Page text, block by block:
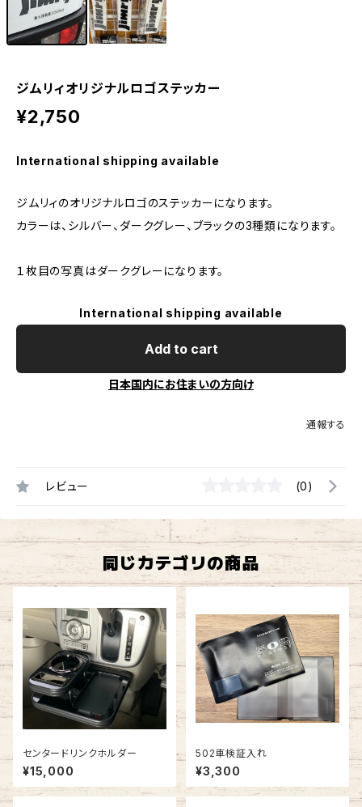
ジムリィオリジナルロゴステッカー
¥2,750
International shipping available
ジムリィのオリジナルロゴのステッカーになります。
カラーは、シルバー、ダークグレー、ブラックの3種類になります。
１枚目の写真はダークグレーになります。
International shipping available
Add to cart
日本国内にお住まいの方向け
通報する
レビュー (0)
同じカテゴリの商品
センタードリンクホルダー
¥15,000
502車検証入れ
¥3,300